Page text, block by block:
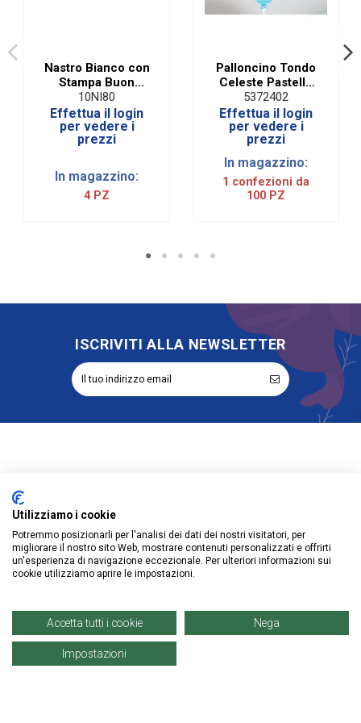
Nastro Bianco con
Stampa Buon
Compleanno in
Oro MM 15 X 25
MT
10NI80
Effettua il login
per vedere i
prezzi
In magazzino:
4 PZ
Palloncino Tondo
Celeste Pastello
5\"/13 cm. (100
Pezzi)
5372402
Effettua il login
per vedere i
prezzi
In magazzino:
1 confezioni da
100 PZ
ISCRIVITI ALLA NEWSLETTER
Informazioni
Prodotti
© Copyright 2021 | Denaro Distribuzione Srl. |
P. IVA: 02671960819
Utilizziamo i cookie
Potremmo posizionarli per l'analisi dei dati dei nostri visitatori, per
migliorare il nostro sito Web, mostrare contenuti personalizzati e offrirti
un'esperienza di navigazione eccezionale. Per ulteriori informazioni sui
cookie utilizziamo aprire le impostazioni.
Accetta tutti i cookie Nega
Impostazioni